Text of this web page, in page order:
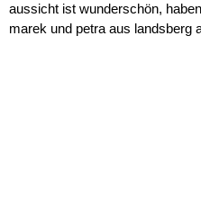
aussicht ist wunderschön,
marek und petra aus landsberg